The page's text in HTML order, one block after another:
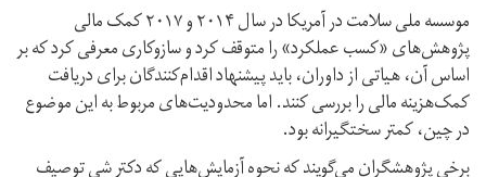
موسسه ملی سلامت در آمریکا در سال ۲۰۱۴ و ۲۰۱۷ کمک مالی
پژوهش‌های «کسب عملکرد» را متوقف کرد و سازوکاری معرفی کرد که بر
اساس آن، هیاتی از داوران، باید پیشنهاد اقدام‌کنندگان برای دریافت
کمک‌هزینه مالی را بررسی کنند. اما محدودیت‌های مربوط به این موضوع
در چین، کمتر سختگیرانه بود.